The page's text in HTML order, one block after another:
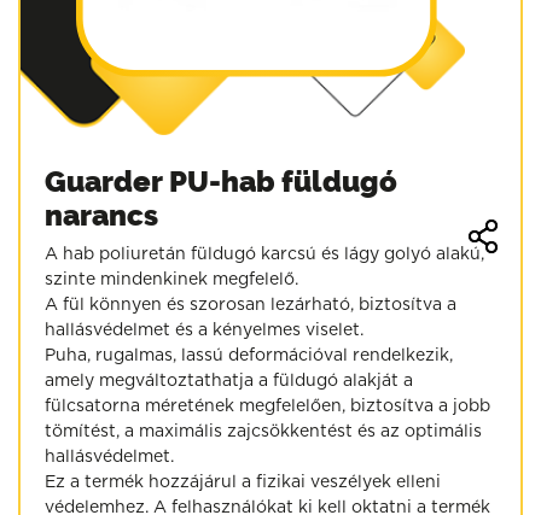
Guarder PU-hab füldugó
narancs
A hab poliuretán füldugó karcsú és lágy golyó alakú,
szinte mindenkinek megfelelő.
A fül könnyen és szorosan lezárható, biztosítva a
hallásvédelmet és a kényelmes viselet.
Puha, rugalmas, lassú deformációval rendelkezik,
amely megváltoztathatja a füldugó alakját a
fülcsatorna méretének megfelelően, biztosítva a jobb
tömítést, a maximális zajcsökkentést és az optimális
hallásvédelmet.
Ez a termék hozzájárul a fizikai veszélyek elleni
védelemhez. A felhasználókat ki kell oktatni a termék